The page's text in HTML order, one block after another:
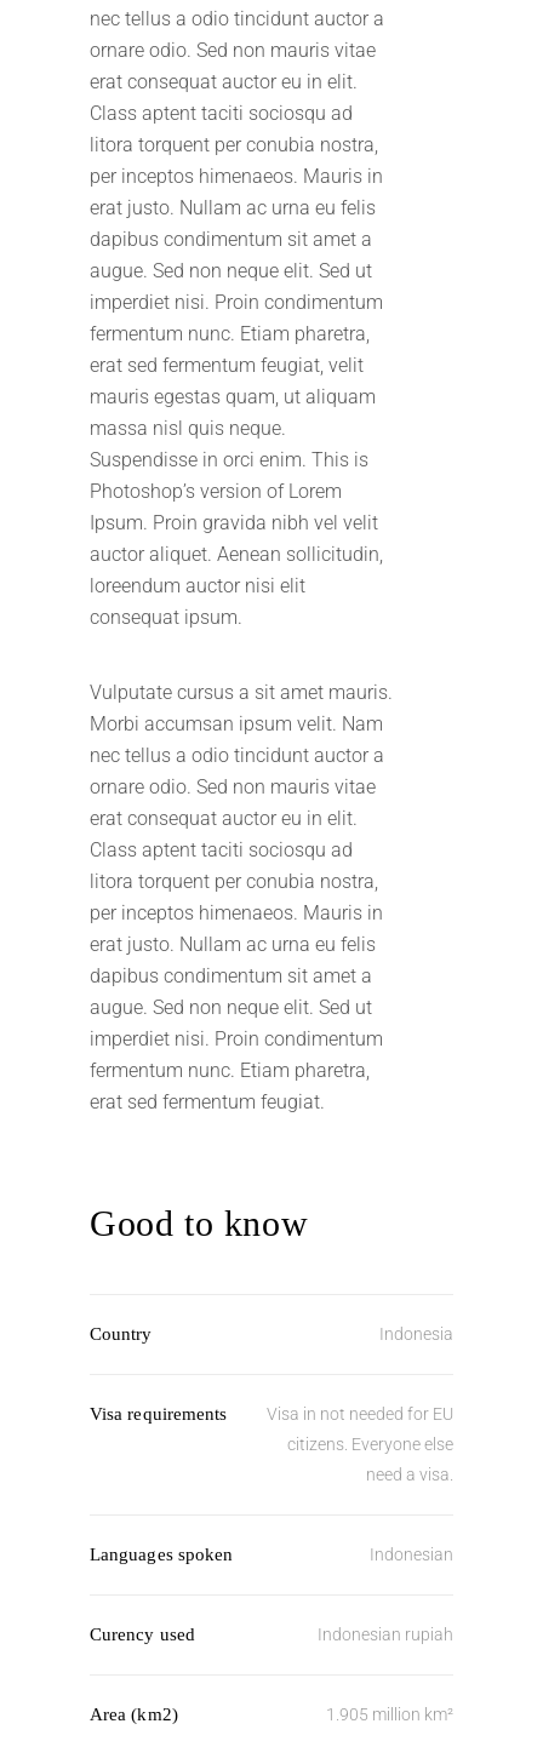
nec tellus a odio tincidunt auctor a
ornare odio. Sed non mauris vitae
erat consequat auctor eu in elit.
Class aptent taciti sociosqu ad
litora torquent per conubia nostra,
per inceptos himenaeos. Mauris in
erat justo. Nullam ac urna eu felis
dapibus condimentum sit amet a
augue. Sed non neque elit. Sed ut
imperdiet nisi. Proin condimentum
fermentum nunc. Etiam pharetra,
erat sed fermentum feugiat, velit
mauris egestas quam, ut aliquam
massa nisl quis neque.
Suspendisse in orci enim. This is
Photoshop’s version of Lorem
Ipsum. Proin gravida nibh vel velit
auctor aliquet. Aenean sollicitudin,
loreendum auctor nisi elit
consequat ipsum.
Vulputate cursus a sit amet mauris.
Morbi accumsan ipsum velit. Nam
nec tellus a odio tincidunt auctor a
ornare odio. Sed non mauris vitae
erat consequat auctor eu in elit.
Class aptent taciti sociosqu ad
litora torquent per conubia nostra,
per inceptos himenaeos. Mauris in
erat justo. Nullam ac urna eu felis
dapibus condimentum sit amet a
augue. Sed non neque elit. Sed ut
imperdiet nisi. Proin condimentum
fermentum nunc. Etiam pharetra,
erat sed fermentum feugiat.
Good to know
Country Indonesia
Visa requirements
Visa in not needed for EU
citizens. Everyone else
need a visa.
Languages spoken Indonesian
Curency used Indonesian rupiah
Area (km2) 1.905 million km²